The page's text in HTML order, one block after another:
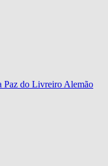
Paz do Livreiro Alemão